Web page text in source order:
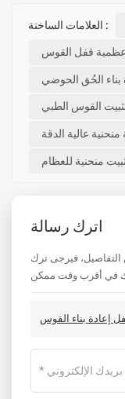
العلامات الساخنة :
قفل القوس
بناء الحُق الحوضي
القوس الطبي
عالية الدقة
منحنية للعظام
اترك رسالة
التفاصيل، فيرجى ترك
إعادة بناء القوس